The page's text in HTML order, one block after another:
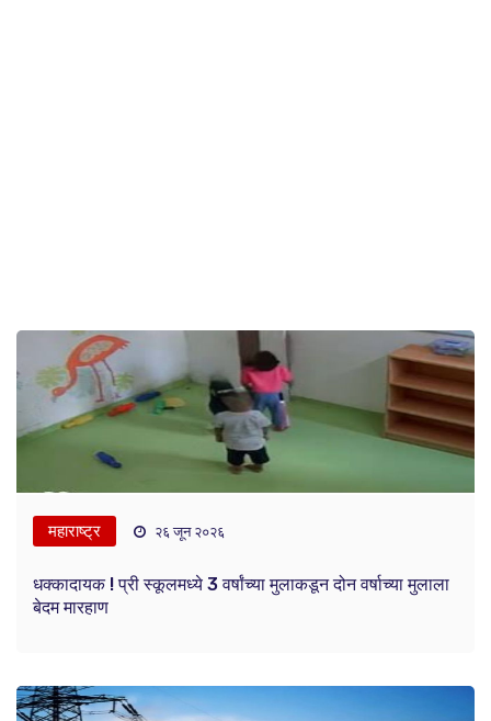
महाराष्ट्र २६ जून २०२६
धक्कादायक ! प्री स्कूलमध्ये 3 वर्षांच्या मुलाकडून दोन वर्षाच्या मुलाला
बेदम मारहाण